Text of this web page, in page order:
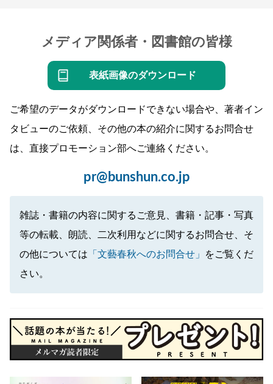
メディア関係者・図書館の皆様
表紙画像のダウンロード
ご希望のデータがダウンロードできない場合や、著者イン
タビューのご依頼、その他の本の紹介に関するお問合せ
は、直接プロモーション部へご連絡ください。
pr@bunshun.co.jp
雑誌・書籍の内容に関するご意見、書籍・記事・写真
等の転載、朗読、二次利用などに関するお問合せ、そ
の他については 「文藝春秋へのお問合せ」
をご覧くだ
さい。